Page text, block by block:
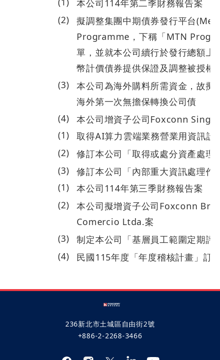
本公司114年第二季財務報告案
(2)
擬調整集團中期債券發行平台
Programme，下稱「MTN
單，並就本公司續行於發行總額上
幣計價債券提供保證及調整被授權
(3)
本公司為海外購料所需資金，故擬
海外第一次無擔保轉換公司債
(4) 本公司增資子公司Foxconn
(1)
取得AI算力雲端業務營業用資訊設
(2)
修訂本公司「取得或處分資產處理
(3) 修訂本公司「內部重大資訊處理作
(1)
本公司114年第三季財務報告案
(2)
本公司擬增資子公司Foxconn
Comercio Ltda.案
(3)
制定本公司「基層員工範圍定期評
(4) 民國115年度「年度稽核計畫」訂
236新北市土城區自由街2號
+886-2-2268-3466